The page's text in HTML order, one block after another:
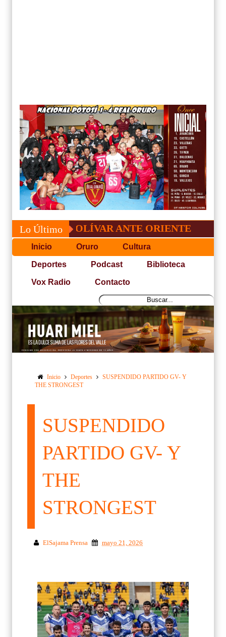
Lo Último
DE BOLÍVAR ANTE ORIENTE
Inicio Oruro Cultura
Deportes Podcast Biblioteca
Vox Radio Contacto
Inicio Deportes
SUSPENDIDO PARTIDO GV- Y
THE STRONGEST
SUSPENDIDO
PARTIDO GV- Y
THE
STRONGEST
ElSajama Prensa mayo 21, 2026